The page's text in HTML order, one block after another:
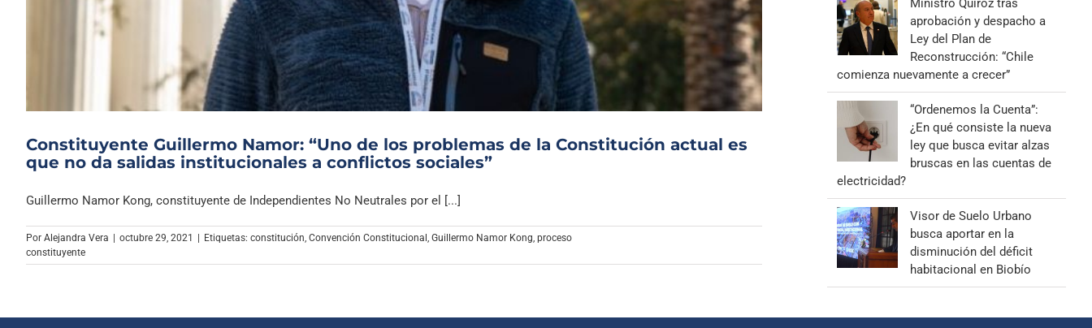
Archivo Sonoro
Constituyente Guillermo Namor: “Uno de los problemas de la Constitución actual es
que no da salidas institucionales a conflictos sociales”
Guillermo Namor Kong, constituyente de Independientes No Neutrales por el [...]
Por Alejandra Vera | octubre 29, 2021 | Etiquetas: constitución Convención Constitucional Guillermo Namor Kong proceso
constituyente
Ministro Quiroz tras
aprobación y despacho a
Ley del Plan de
Reconstrucción: “Chile
comienza nuevamente a crecer”
“Ordenemos la Cuenta”:
¿En qué consiste la nueva
ley que busca evitar alzas
bruscas en las cuentas de
electricidad?
Visor de Suelo Urbano
busca aportar en la
disminución del déficit
habitacional en Biobío